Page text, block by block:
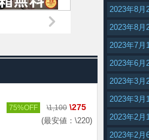
75%OFF \1,100 \275
(最安値：\220)
2023年8月
2023年8月
2023年7月
2023年6月
2023年3月
2023年3月
2023年2月
2023年2月